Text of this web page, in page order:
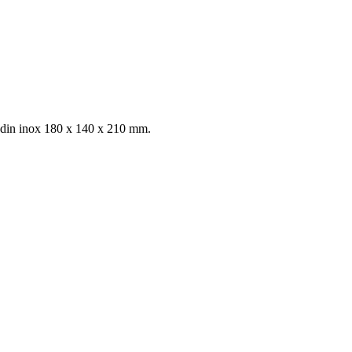
inox 180 x 140 x 210 mm.